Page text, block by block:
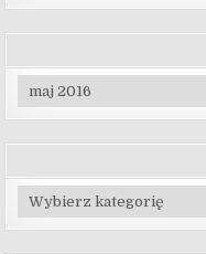
Archiwa
Kategorie